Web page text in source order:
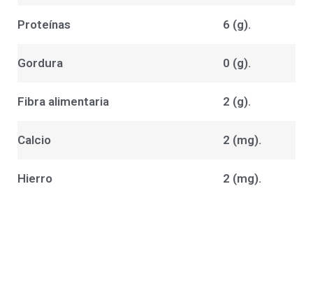
Proteínas 6 (g).
Gordura 0 (g).
Fibra alimentaria 2 (g).
Calcio 2 (mg).
Hierro 2 (mg).